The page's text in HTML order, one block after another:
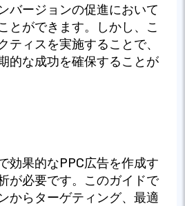
バージョンの促進において
とができます。しかし、こ
ティスを実施することで、
的な成功を確保することが
効果的なPPC広告を作成す
が必要です。このガイドで
からターゲティング、最適